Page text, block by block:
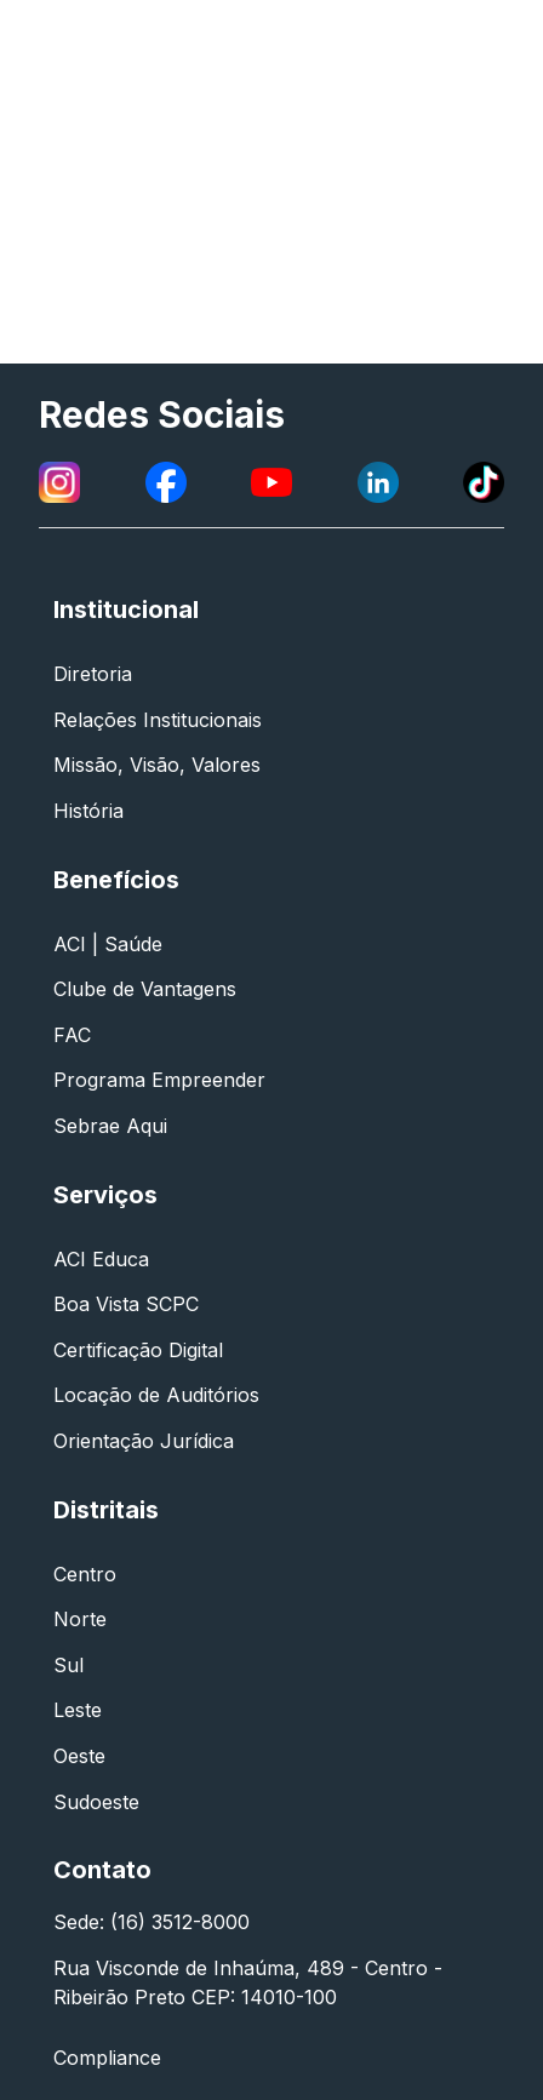
Redes Sociais
Institucional
Diretoria
Relações Institucionais
Missão, Visão, Valores
História
Benefícios
ACI | Saúde
Clube de Vantagens
FAC
Programa Empreender
Sebrae Aqui
Serviços
ACI Educa
Boa Vista SCPC
Certificação Digital
Locação de Auditórios
Orientação Jurídica
Distritais
Centro
Norte
Sul
Leste
Oeste
Sudoeste
Contato
Sede: (16) 3512-8000
Rua Visconde de Inhaúma, 489 - Centro -
Ribeirão Preto CEP: 14010-100
Compliance